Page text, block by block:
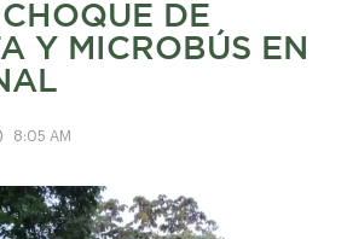
DE
Y MICROBÚS EN
8:05 AM